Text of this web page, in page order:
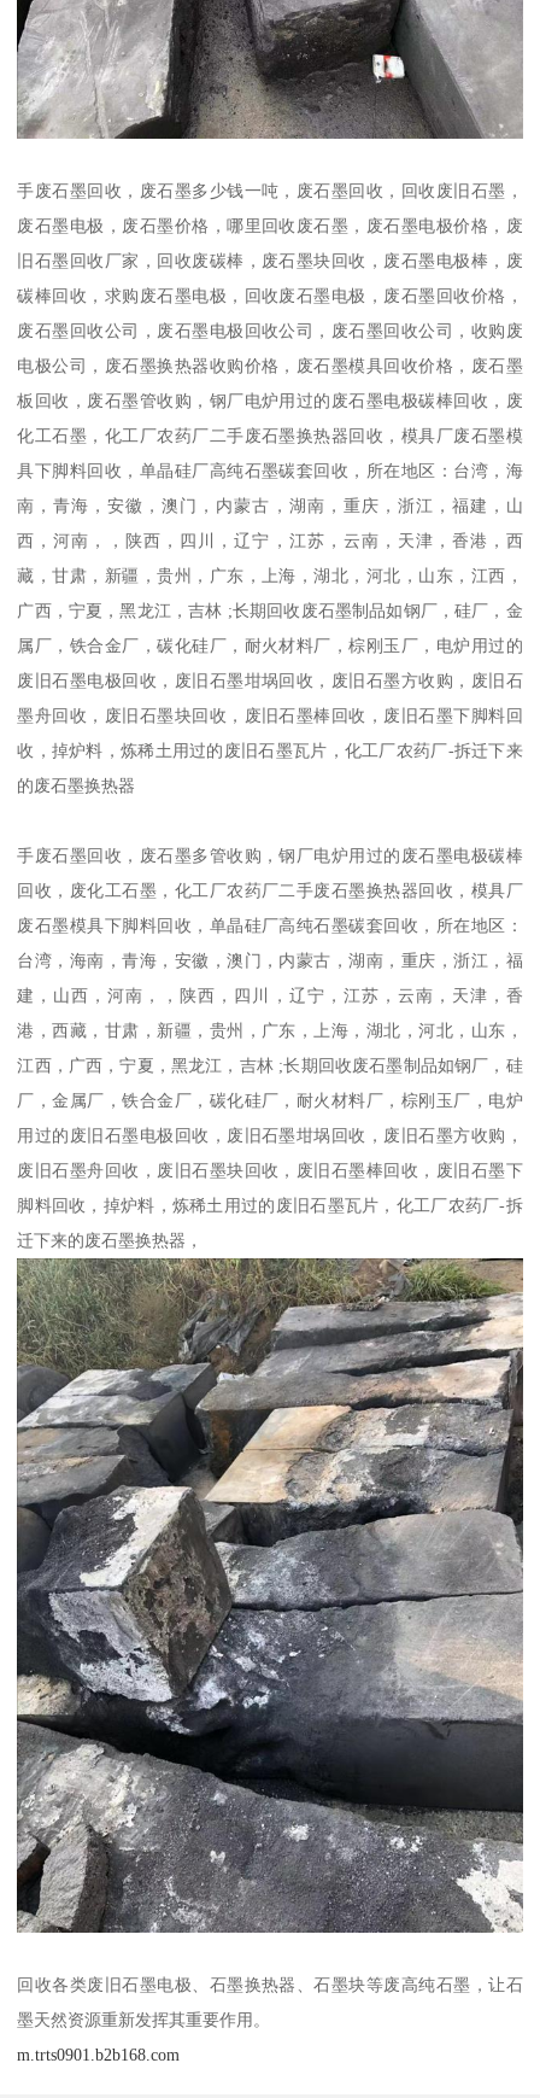
手废石墨回收，废石墨多少钱一吨，废石墨回收，回收废旧石墨，
废石墨电极，废石墨价格，哪里回收废石墨，废石墨电极价格，废
旧石墨回收厂家，回收废碳棒，废石墨块回收，废石墨电极棒，废
碳棒回收，求购废石墨电极，回收废石墨电极，废石墨回收价格，
废石墨回收公司，废石墨电极回收公司，废石墨回收公司，收购废
电极公司，废石墨换热器收购价格，废石墨模具回收价格，废石墨
板回收，废石墨管收购，钢厂电炉用过的废石墨电极碳棒回收，废
化工石墨，化工厂农药厂二手废石墨换热器回收，模具厂废石墨模
具下脚料回收，单晶硅厂高纯石墨碳套回收，所在地区：台湾，海
南，青海，安徽，澳门，内蒙古，湖南，重庆，浙江，福建，山
西，河南，，陕西，四川，辽宁，江苏，云南，天津，香港，西
藏，甘肃，新疆，贵州，广东，上海，湖北，河北，山东，江西，
广西，宁夏，黑龙江，吉林 ;长期回收废石墨制品如钢厂，硅厂，金
属厂，铁合金厂，碳化硅厂，耐火材料厂，棕刚玉厂，电炉用过的
废旧石墨电极回收，废旧石墨坩埚回收，废旧石墨方收购，废旧石
墨舟回收，废旧石墨块回收，废旧石墨棒回收，废旧石墨下脚料回
收，掉炉料，炼稀土用过的废旧石墨瓦片，化工厂农药厂-拆迁下来
的废石墨换热器
手废石墨回收，废石墨多管收购，钢厂电炉用过的废石墨电极碳棒
回收，废化工石墨，化工厂农药厂二手废石墨换热器回收，模具厂
废石墨模具下脚料回收，单晶硅厂高纯石墨碳套回收，所在地区：
台湾，海南，青海，安徽，澳门，内蒙古，湖南，重庆，浙江，福
建，山西，河南，，陕西，四川，辽宁，江苏，云南，天津，香
港，西藏，甘肃，新疆，贵州，广东，上海，湖北，河北，山东，
江西，广西，宁夏，黑龙江，吉林 ;长期回收废石墨制品如钢厂，硅
厂，金属厂，铁合金厂，碳化硅厂，耐火材料厂，棕刚玉厂，电炉
用过的废旧石墨电极回收，废旧石墨坩埚回收，废旧石墨方收购，
废旧石墨舟回收，废旧石墨块回收，废旧石墨棒回收，废旧石墨下
脚料回收，掉炉料，炼稀土用过的废旧石墨瓦片，化工厂农药厂-拆
迁下来的废石墨换热器，
回收各类废旧石墨电极、石墨换热器、石墨块等废高纯石墨，让石
墨天然资源重新发挥其重要作用。
m.trts0901.b2b168.com